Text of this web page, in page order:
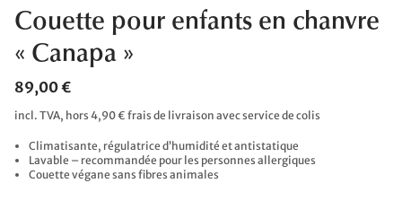
Couette pour enfants en chanvre
« Canapa »
89,00 €
incl. TVA, hors 4,90 € frais de livraison avec service de colis
Climatisante, régulatrice d’humidité et antistatique
Lavable – recommandée pour les personnes allergiques
Couette végane sans fibres animales